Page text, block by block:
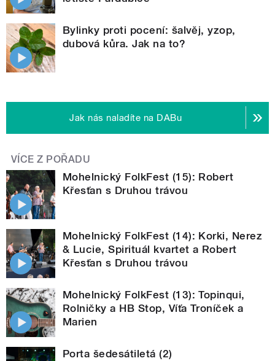
Bylinky proti pocení: šalvěj, yzop,
dubová kůra. Jak na to?
Jak nás naladíte na DABu
VÍCE Z POŘADU
Mohelnický FolkFest (15): Robert
Křesťan s Druhou trávou
Mohelnický FolkFest (14): Korki, Nerez
& Lucie, Spirituál kvartet a Robert
Křesťan s Druhou trávou
Mohelnický FolkFest (13): Topinqui,
Rolničky a HB Stop, Víťa Troníček a
Marien
Porta šedesátiletá (2)